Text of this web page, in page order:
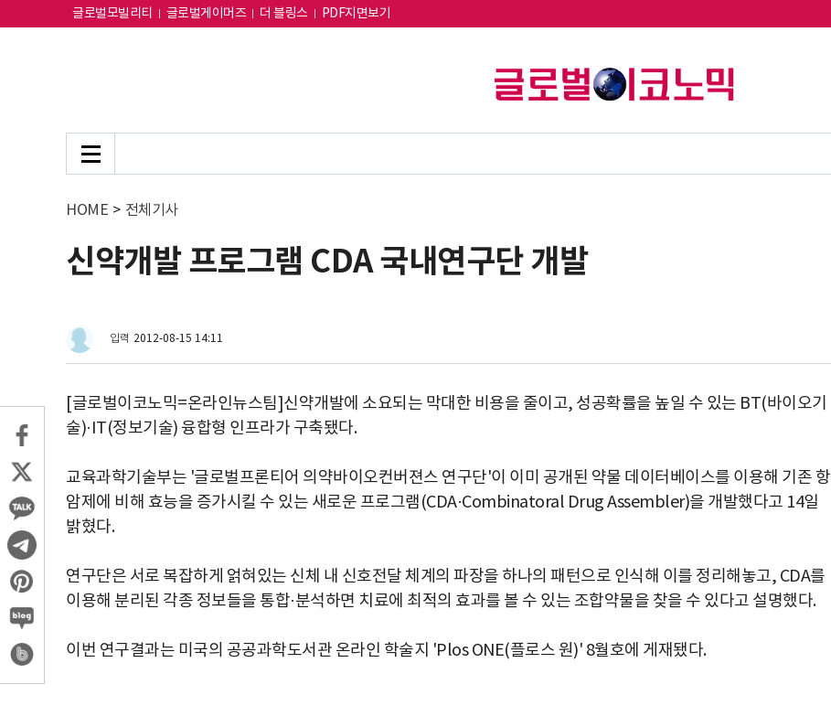
글로벌모빌리티 글로벌게이머즈 더 블링스 PDF지면보기
HOME > 전체기사
신약개발 프로그램 CDA 국내연구단 개발
입력 2012-08-15 14:11
[글로벌이코노믹=온라인뉴스팀]신약개발에 소요되는 막대한 비용을 줄이고, 성공확률을 높일 수 있는 BT(바이오기
술)·IT(정보기술) 융합형 인프라가 구축됐다.
교육과학기술부는 '글로벌프론티어 의약바이오컨버젼스 연구단'이 이미 공개된 약물 데이터베이스를 이용해 기존 항
암제에 비해 효능을 증가시킬 수 있는 새로운 프로그램(CDA·Combinatoral Drug Assembler)을 개발했다고 14일
밝혔다.
연구단은 서로 복잡하게 얽혀있는 신체 내 신호전달 체계의 파장을 하나의 패턴으로 인식해 이를 정리해놓고, CDA를
이용해 분리된 각종 정보들을 통합·분석하면 치료에 최적의 효과를 볼 수 있는 조합약물을 찾을 수 있다고 설명했다.
이번 연구결과는 미국의 공공과학도서관 온라인 학술지 'Plos ONE(플로스 원)' 8월호에 게재됐다.